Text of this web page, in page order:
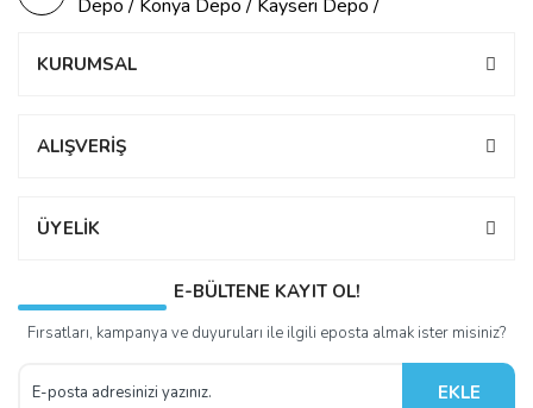
Depo / Konya Depo / Kayseri Depo /
KURUMSAL
ALIŞVERİŞ
ÜYELİK
E-BÜLTENE KAYIT OL!
Fırsatları, kampanya ve duyuruları ile ilgili eposta almak ister misiniz?
EKLE